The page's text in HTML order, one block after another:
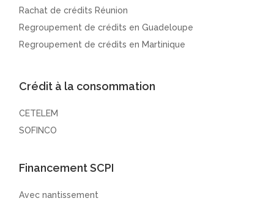
Rachat de crédits Réunion
Regroupement de crédits en Guadeloupe
Regroupement de crédits en Martinique
Crédit à la consommation
CETELEM
SOFINCO
Financement SCPI
Avec nantissement